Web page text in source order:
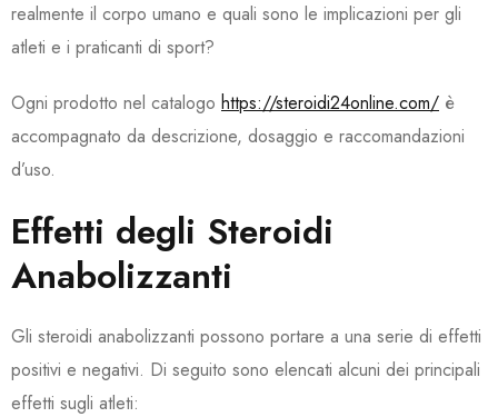
realmente il corpo umano e quali sono le implicazioni per gli
atleti e i praticanti di sport?
Ogni prodotto nel catalogo https://steroidi24online.com/ è
accompagnato da descrizione, dosaggio e raccomandazioni
d’uso.
Effetti degli Steroidi
Anabolizzanti
Gli steroidi anabolizzanti possono portare a una serie di effetti
positivi e negativi. Di seguito sono elencati alcuni dei principali
effetti sugli atleti: